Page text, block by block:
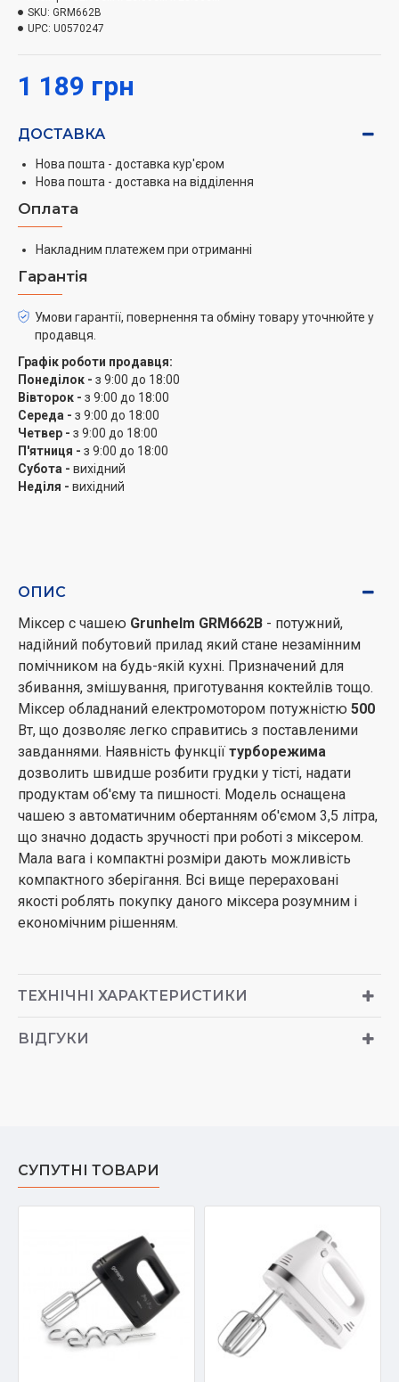
що значно додасть зручності при роботі з міксером.
Мала вага і компактні розміри дають можливість
якості роблять покупку даного міксера розумним і
економічним рішенням.
1 189 грн
SKU: GRM662B
UPC: U0570247
ДОСТАВКА
Нова пошта - доставка кур'єром
Нова пошта - доставка на відділення
Оплата
Накладним платежем при отриманні
Гарантія
Умови гарантії, повернення та обміну товару уточнюйте у
продавця.
Графік роботи продавця:
Понеділок - з 9:00 до 18:00
Вівторок - з 9:00 до 18:00
Середа - з 9:00 до 18:00
Четвер - з 9:00 до 18:00
П'ятниця - з 9:00 до 18:00
Субота - вихідний
Неділя - вихідний
ОПИС
Міксер c чашею Grunhelm GRM662B - потужний,
надійний побутовий прилад який стане незамінним
помічником на будь-якій кухні. Призначений для
збивання, змішування, приготування коктейлів тощо.
Міксер обладнаний електромотором потужністю 500
Вт, що дозволяє легко справитись з поставленими
завданнями. Наявність функції турборежима
дозволить швидше розбити грудки у тісті, надати
продуктам об'єму та пишності. Модель оснащена
чашею з автоматичним обертанням об'ємом 3,5 літра,
що значно додасть зручності при роботі з міксером.
Мала вага і компактні розміри дають можливість
компактного зберігання. Всі вище перераховані
якості роблять покупку даного міксера розумним і
економічним рішенням.
ТЕХНІЧНІ ХАРАКТЕРИСТИКИ
ВІДГУКИ
СУПУТНІ ТОВАРИ